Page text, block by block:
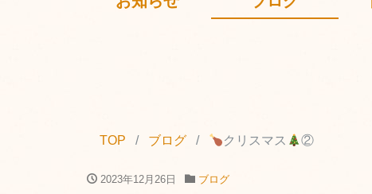
TOP ブログ クリスマス ②
2023年12月26日 ブログ